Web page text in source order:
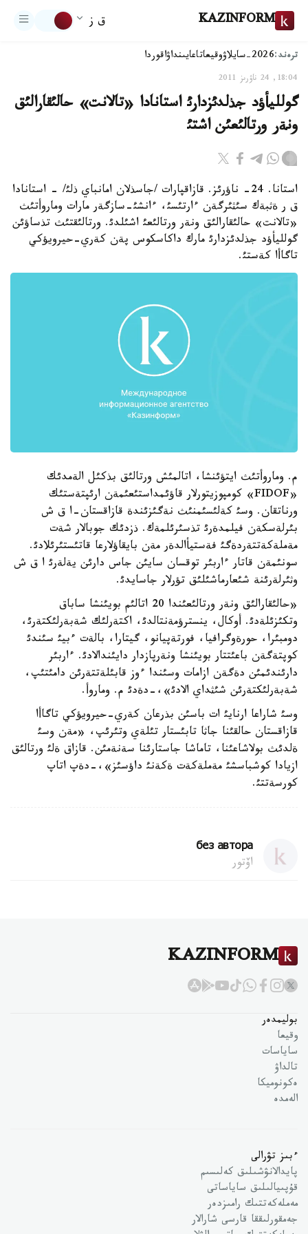
KAZINFORM ق ز
ترەند:2026-سايلاۋ وقيعاتاعايىنداۋاقوردا
18:04, 24 ناۋرىز 2011
گولليأؤد جذلدئزدارئ استانادا «تالانت» حالئقارالئق
ونةر ورتالئعئن اشتئ
استانا. 24- ناؤرئز. قازاقپارات /جاسذلان امانباي ذلئ/ - استانادا
ق ر ةثبةك سئثئرگةن ءارتئسئ، ءانشئ-سازگةر مارات وماروأتئث
«تالانت» حالئقارالئق ونةر ورتالئعئ اشئلدئ. ورتالئقتئث تذساؤئن
گولليأؤد جذلدئزدارئ مارك داكاسكوس پةن كةري-حيرويؤكي
تاگاأا كةستئ.
م. وماروأتئث ايتؤئنشا، اتالمئش ورتالئق بذكئل الةمدئك
«FIDOF» كومپوزيتورلار قاؤئمداستئعئمةن ارئپتةستئك
ورناتقان. وسئ كةلئسئمنئث نةگئزئندة قازاقستان-ا ق ش
بئرلةسكةن فيلمدةرئ تذسئرئلمةك. ذزدئك جوبالار شةت
مةملةكةتتةردةگئ فةستيأالدةر مةن بايقاؤلارعا قاتئستئرئلادئ.
سونئمةن قاتار ءاربئر توقسان سايئن جاس دارئن يةلةرئ ا ق ش
وثئرلةرئنة شئعارماشئلئق تؤرلار جاسايدئ.
«حالئقارالئق ونةر ورتالئعئندا 20 اتالئم بويئنشا ساباق
وتكئزئلةدئ. أوكال، ينسترؤمةنتالدئ، اكتةرلئك شةبةرلئكتةرئ،
دومبئرا، حورةوگرافيا، فورتةپيانو، گيتارا، بالةت ءبيئ سئندئ
كوپتةگةن باعئتتار بويئنشا ونةرپازدار دايئندالادئ. ءاربئر
دارئندئمئن دةگةن ازامات وسئندا ءوز قابئلةتتةرئن دامئتئپ،
شةبةرلئكتةرئن شئثداي الادئ»،-دةدئ م. وماروأ.
وسئ شاراعا ارنايئ ات باسئن بذرعان كةري-حيرويؤكي تاگاأا
قازاقستان حالقئنا جاثا تابئستار تئلةي وتئرئپ، «مةن وسئ
ةلدئث بولاشاعئنا، تاماشا جاستارئنا سةنةمئن. قازاق ةلئ ورتالئق
ازيادا كوشباسشئ مةملةكةت ةكةنئ داؤسئز»،-دةپ اتاپ
كورسةتتئ.
без автора
اۆتور
KAZINFORM
بوليمدەر
وقيعا
ساياسات
تالداۋ
ەكونوميكا
الەمدە
ءبىز تۋرالى
پايدالانۋشىلىق كەلىسىم
قۇپىيالىلىق ساياساتى
مەملەكەتتىك رامىزدەر
جەمقورلىققا قارسى شارالار